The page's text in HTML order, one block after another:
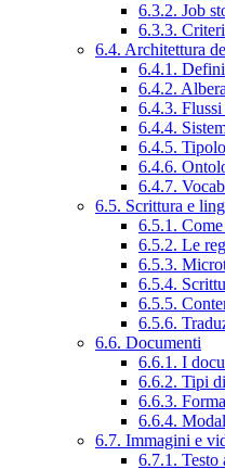
6.3.2. Job
6.3.3.
6.4. Architettura
6.4.1.
6.4.2.
6.4.3.
6.4.4.
6.4.5.
6.4.6.
6.4.7.
6.5. Scrittura e
6.5.1.
6.5.2. Le
6.5.3.
6.5.4.
6.5.5.
6.5.6.
6.6. Documenti
6.6.1. I
6.6.2. Tipi
6.6.3.
6.6.4.
6.7. Immagini e
6.7.1. Testo